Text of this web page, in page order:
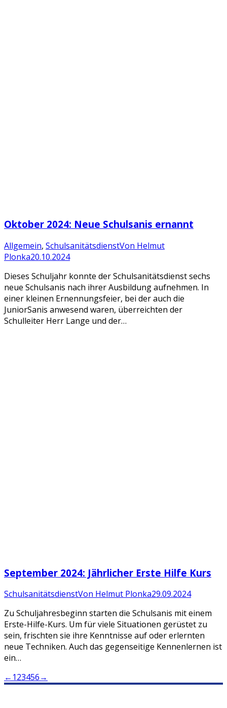
Oktober 2024: Neue Schulsanis ernannt
Allgemein, SchulsanitätsdienstVon Helmut
Plonka20.10.2024
Dieses Schuljahr konnte der Schulsanitätsdienst sechs
neue Schulsanis nach ihrer Ausbildung aufnehmen. In
einer kleinen Ernennungsfeier, bei der auch die
JuniorSanis anwesend waren, überreichten der
Schulleiter Herr Lange und der…
September 2024: Jährlicher Erste Hilfe Kurs
SchulsanitätsdienstVon Helmut Plonka29.09.2024
Zu Schuljahresbeginn starten die Schulsanis mit einem
Erste-Hilfe-Kurs. Um für viele Situationen gerüstet zu
sein, frischten sie ihre Kenntnisse auf oder erlernten
neue Techniken. Auch das gegenseitige Kennenlernen ist
ein…
← 123456→